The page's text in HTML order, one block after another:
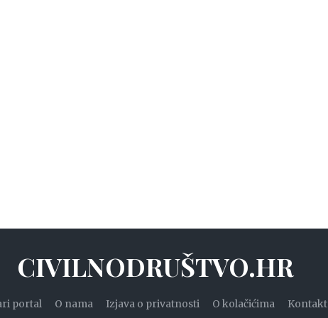
CIVILNODRUŠTVO.HR
portal O nama Izjava o privatnosti O kolačićima Kontakt